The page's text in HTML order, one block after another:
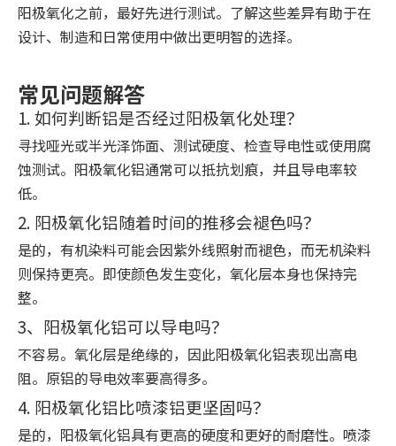
阳极氧化之前，最好先进行测试。了解这些差异有助于在
设计、制造和日常使用中做出更明智的选择。
常见问题解答
1. 如何判断铝是否经过阳极氧化处理？
寻找哑光或半光泽饰面、测试硬度、检查导电性或使用腐
蚀测试。阳极氧化铝通常可以抵抗划痕，并且导电率较
低。
2. 阳极氧化铝随着时间的推移会褪色吗？
是的，有机染料可能会因紫外线照射而褪色，而无机染料
则保持更亮。即使颜色发生变化，氧化层本身也保持完
整。
3、阳极氧化铝可以导电吗？
不容易。氧化层是绝缘的，因此阳极氧化铝表现出高电
阻。原铝的导电效率要高得多。
4. 阳极氧化铝比喷漆铝更坚固吗？
是的，阳极氧化铝具有更高的硬度和更好的耐磨性。喷漆